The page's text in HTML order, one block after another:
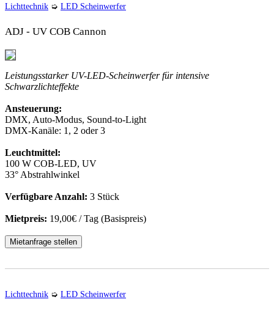
Lichttechnik ➭ LED Scheinwerfer
ADJ - UV COB Cannon
Leistungsstarker UV-LED-Scheinwerfer für intensive
Schwarzlichteffekte
Ansteuerung:
DMX, Auto-Modus, Sound-to-Light
DMX-Kanäle: 1, 2 oder 3
Leuchtmittel:
100 W COB-LED, UV
33° Abstrahlwinkel
Verfügbare Anzahl: 3 Stück
Mietpreis: 19,00€ / Tag (Basispreis)
Mietanfrage stellen
Lichttechnik ➭ LED Scheinwerfer